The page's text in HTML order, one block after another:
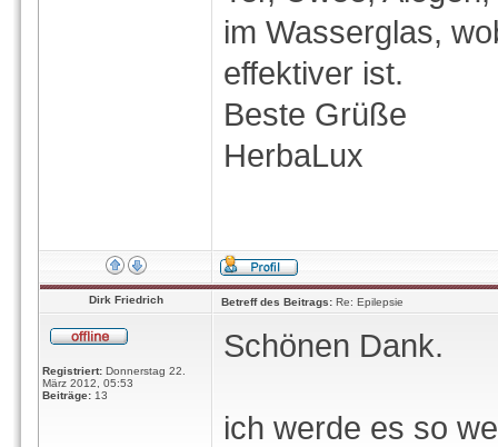
im Wasserglas,
effektiver ist.
Beste Grüße
HerbaLux
Dirk Friedrich Betreff des Beitrags: Re: Epilepsie
Registriert: Donnerstag 22.
März 2012, 05:53
Beiträge: 13
Schönen Dank.
ich werde es so